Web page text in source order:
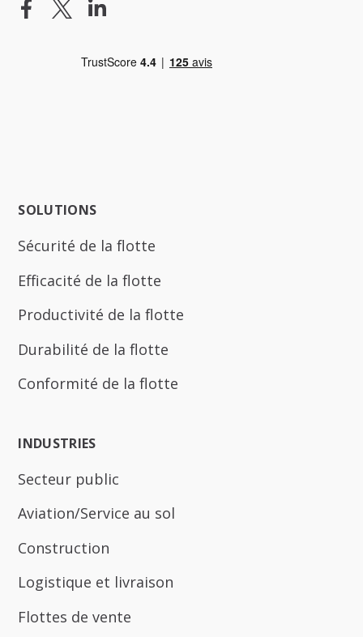
SOLUTIONS
Sécurité de la flotte
Efficacité de la flotte
Productivité de la flotte
Durabilité de la flotte
Conformité de la flotte
INDUSTRIES
Secteur public
Aviation/Service au sol
Construction
Logistique et livraison
Flottes de vente